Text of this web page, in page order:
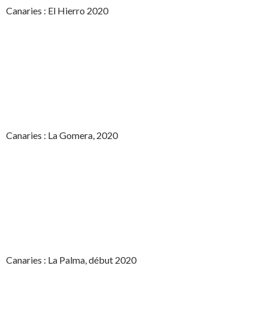
Canaries : El Hierro 2020
Canaries : La Gomera, 2020
Canaries : La Palma, début 2020